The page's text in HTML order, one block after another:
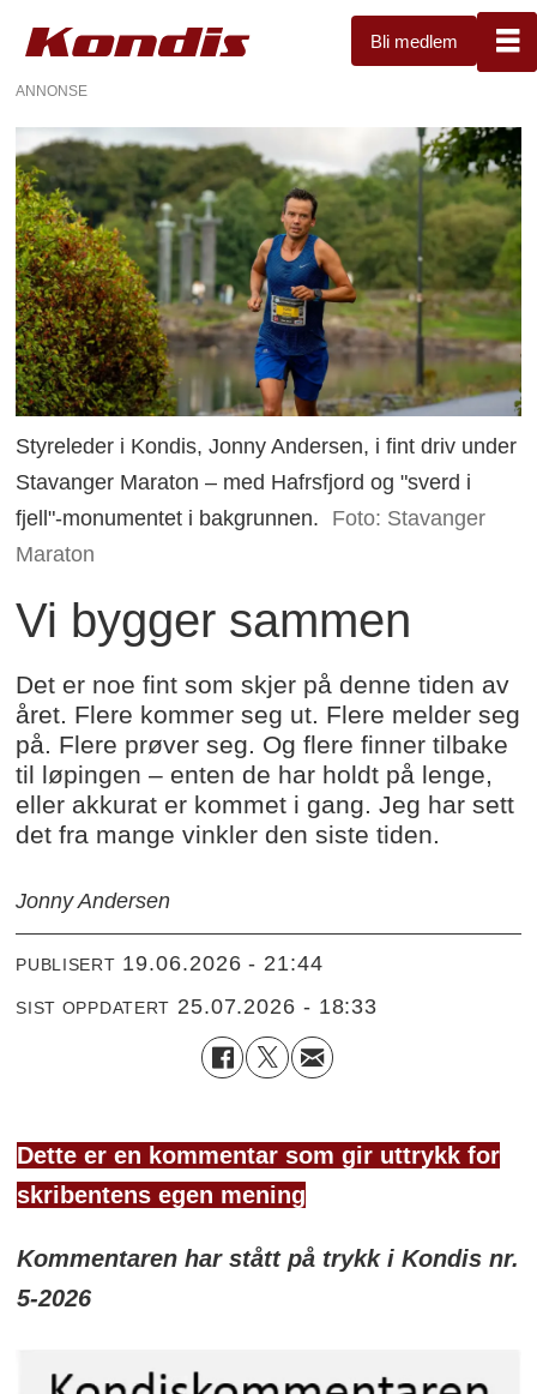
Bli medlem
ANNONSE
Styreleder i Kondis, Jonny Andersen, i fint driv under
Stavanger Maraton – med Hafrsfjord og "sverd i
fjell"-monumentet i bakgrunnen.
Foto: Stavanger
Maraton
Vi bygger sammen
Det er noe fint som skjer på denne tiden av
året. Flere kommer seg ut. Flere melder seg
på. Flere prøver seg. Og flere finner tilbake
til løpingen – enten de har holdt på lenge,
eller akkurat er kommet i gang. Jeg har sett
det fra mange vinkler den siste tiden.
Jonny Andersen
PUBLISERT 19.06.2026 - 21:44
SIST OPPDATERT 25.07.2026 - 18:33
Dette er en kommentar som gir uttrykk for
skribentens egen mening
Kommentaren har stått på trykk i Kondis nr.
5-2026